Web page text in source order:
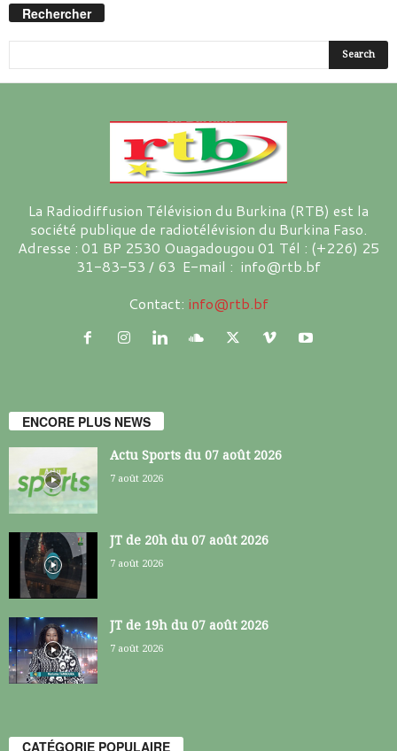
Rechercher
La Radiodiffusion Télévision du Burkina (RTB) est la
société publique de radiotélévision du Burkina Faso.
Adresse : 01 BP 2530 Ouagadougou 01 Tél : (+226) 25
31-83-53 / 63 E-mail : info@rtb.bf
Contact: info@rtb.bf
ENCORE PLUS NEWS
Actu Sports du 07 août 2026
7 août 2026
JT de 20h du 07 août 2026
7 août 2026
JT de 19h du 07 août 2026
7 août 2026
CATÉGORIE POPULAIRE